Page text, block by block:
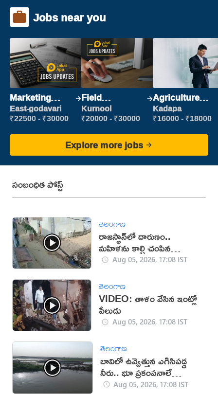
Jobs near you
Marketing
Executive
East-godavari
₹22500 - ₹30000
Field
Marketing
Executive
Kurnool
₹20000 - ₹30000
Agriculture
Labour
Kadapa
₹16000 - ₹18000
Explore more jobs
సంబంధిత పోస్ట్
తెలంగాణ
రాజస్థాన్‌లో దారుణం..
మహిళను కాల్చి చంపిన
యువకుడు (వీడియో)
Aug 05, 2026, 17:08 IST
తెలంగాణ
VIDEO: తాళం వేసిన ఇంట్లో
పేలుడు
Aug 05, 2026, 17:08 IST
తెలంగాణ
బావిలో ఉవ్వెత్తున ఎగిసిపడ్డ
నీరు.. భూ ప్రకంపనాలే
కారణమా?
Aug 05, 2026, 17:08 IST